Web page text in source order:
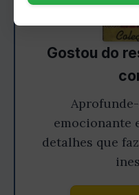
Gostou do
emocionante
detalhes que